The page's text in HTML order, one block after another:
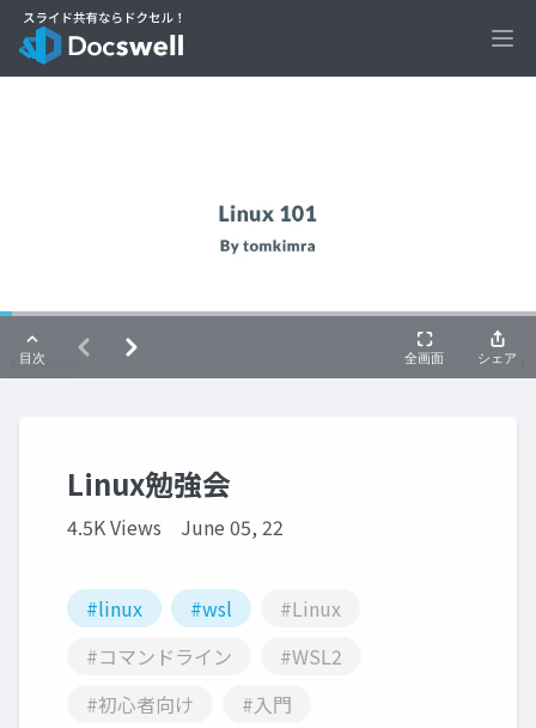
Linux勉強会
4.5K Views June 05, 22
#linux #wsl
#Linux
#コマンドライン
#WSL2
#初心者向け
#入門